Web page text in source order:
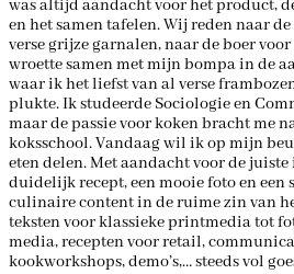
was altijd aandacht voor het product,
en het samen tafelen. Wij reden naar
verse grijze garnalen, naar de boer
wroette samen met mijn bompa in de
waar ik het liefst van al verse
plukte. Ik studeerde Sociologie en
maar de passie voor koken bracht me
koksschool. Vandaag wil ik op mijn
eten delen. Met aandacht voor de
duidelijk recept, een mooie foto en een
culinaire content in de ruime zin van
teksten voor klassieke printmedia tot
media, recepten voor retail,
kookworkshops, demo’s,… steeds vol